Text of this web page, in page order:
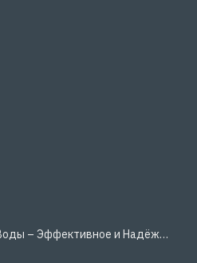
ProgressTyT Насосы для Воды – Эффективное и Надёжное Решение для Дома и Бизнеса